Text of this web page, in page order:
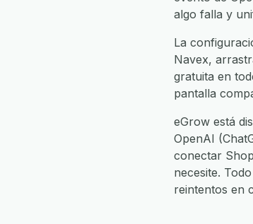
algo falla y
La
Navex,
gratuita en
pantalla
eGrow está
OpenAI
conectar
necesite.
reintentos en